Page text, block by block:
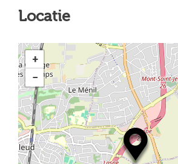
Locatie
+
−